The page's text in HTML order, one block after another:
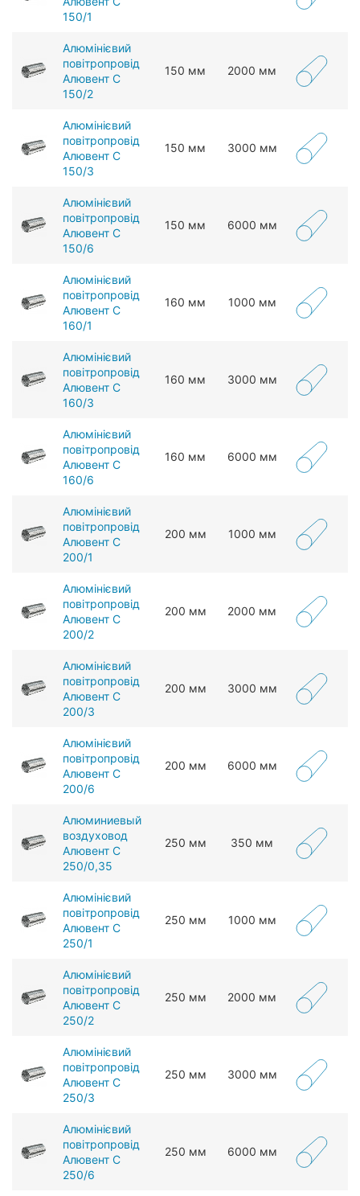
150/1
Алюмінієвий
повітропровід
Алювент С
150/2
150 мм 2000 мм
Алюмінієвий
повітропровід
Алювент С
150/3
150 мм 3000 мм
Алюмінієвий
повітропровід
Алювент С
150/6
150 мм 6000 мм
Алюмінієвий
повітропровід
Алювент С
160/1
160 мм 1000 мм
Алюмінієвий
повітропровід
Алювент С
160/3
160 мм 3000 мм
Алюмінієвий
повітропровід
Алювент С
160/6
160 мм 6000 мм
Алюмінієвий
повітропровід
Алювент С
200/1
200 мм 1000 мм
Алюмінієвий
повітропровід
Алювент С
200/2
200 мм 2000 мм
Алюмінієвий
повітропровід
Алювент С
200/3
200 мм 3000 мм
Алюмінієвий
повітропровід
Алювент С
200/6
200 мм 6000 мм
Алюминиевый
воздуховод
Алювент С
250/0,35
250 мм 350 мм
Алюмінієвий
повітропровід
Алювент С
250/1
250 мм 1000 мм
Алюмінієвий
повітропровід
Алювент С
250/2
250 мм 2000 мм
Алюмінієвий
повітропровід
Алювент С
250/3
250 мм 3000 мм
Алюмінієвий
повітропровід
Алювент С
250/6
250 мм 6000 мм